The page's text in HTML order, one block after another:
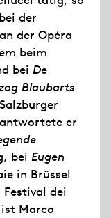
bei der
an der Opéra
beim
bei De
Blaubarts
er
bei Eugen
in Brüssel
dei
Marco